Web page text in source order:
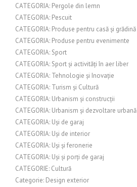
CATEGORIA: Pergole din lemn
CATEGORIA: Pescuit
CATEGORIA: Produse pentru casă și grădină
CATEGORIA: Produse pentru evenimente
CATEGORIA: Sport
CATEGORIA: Sport și activități în aer liber
CATEGORIA: Tehnologie și Inovație
CATEGORIA: Turism și Cultură
CATEGORIA: Urbanism și construcții
CATEGORIA: Urbanism și dezvoltare urbană
CATEGORIA: Uși de garaj
CATEGORIA: Uși de interior
CATEGORIA: Uși și feronerie
CATEGORIA: Uși și porți de garaj
CATEGORIE: Cultură
Categorie: Design exterior